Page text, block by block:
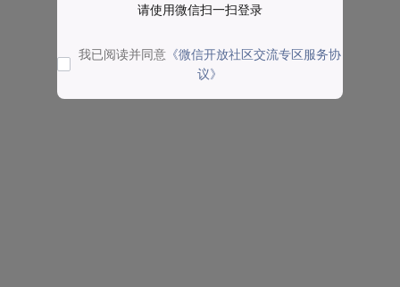
请使用微信扫一扫登录
我已阅读并同意 《微信开放社区交流专区服务协
议》